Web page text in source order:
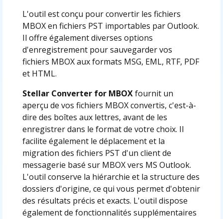
L'outil est conçu pour convertir les fichiers
MBOX en fichiers PST importables par Outlook.
Il offre également diverses options
d'enregistrement pour sauvegarder vos
fichiers MBOX aux formats MSG, EML, RTF, PDF
et HTML.
Stellar Converter for MBOXfournit un
aperçu de vos fichiers MBOX convertis, c'est-à-
dire des boîtes aux lettres, avant de les
enregistrer dans le format de votre choix. Il
facilite également le déplacement et la
migration des fichiers PST d'un client de
messagerie basé sur MBOX vers MS Outlook.
L'outil conserve la hiérarchie et la structure des
dossiers d'origine, ce qui vous permet d'obtenir
des résultats précis et exacts. L'outil dispose
également de fonctionnalités supplémentaires